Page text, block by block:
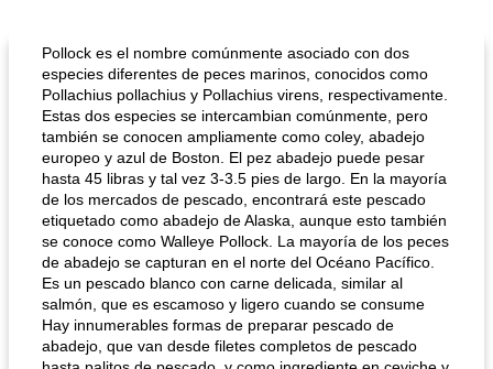
Pollock es el nombre comúnmente asociado con dos
especies diferentes de peces marinos, conocidos como
Pollachius pollachius y Pollachius virens, respectivamente.
Estas dos especies se intercambian comúnmente, pero
también se conocen ampliamente como coley, abadejo
europeo y azul de Boston. El pez abadejo puede pesar
hasta 45 libras y tal vez 3-3.5 pies de largo. En la mayoría
de los mercados de pescado, encontrará este pescado
etiquetado como abadejo de Alaska, aunque esto también
se conoce como Walleye Pollock. La mayoría de los peces
de abadejo se capturan en el norte del Océano Pacífico.
Es un pescado blanco con carne delicada, similar al
salmón, que es escamoso y ligero cuando se consume
Hay innumerables formas de preparar pescado de
abadejo, que van desde filetes completos de pescado